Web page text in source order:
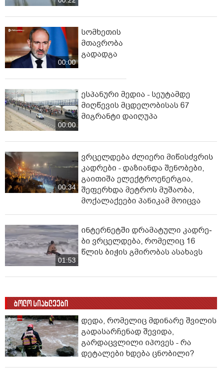
00:00
სომხეთის
მთავრობა
გადადგა
00:00
ესპანური მედია - სეუტამდე
მიღწევის მცდელობისას 67
მიგრანტი დაიღუპა
00:34
ვრცელდება ძლიერი მიწისძვრის
კადრები - დაზიანდა შენობები,
გაითიშა ელექტროენერგია,
შეფერხდა მეტროს მუშაობა,
მოქალაქეები პანიკამ მოიცვა
01:53
ინ­ტერ­ნეტ­ში დრა­მა­ტუ­ლი კად­რე­
ბი ვრცელდება, რომელიც 16
წლის ბიჭის გმირობას ასახავს
ბოლო სიახლეები
დედა, რომელიც მდინარე შვილის
გადასარჩენად შევიდა,
გარდაცვლილი იპოვეს - რა
დეტალები ხდება ცნობილი?